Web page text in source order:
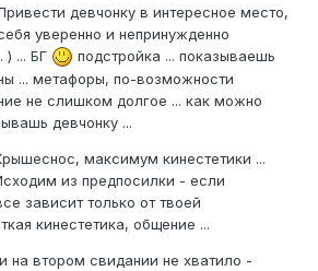
девчонку в интересное место,
уверенно и непринужденно
) ... БГ
подстройка ... показываешь
... метафоры, по-возможности
не слишком долгое ... как можно
девчонку ...
максимум кинестетики ...
из предпосилки - если
зависит только от твоей
кинестетика, общение ...
на втором свидании не хватило -